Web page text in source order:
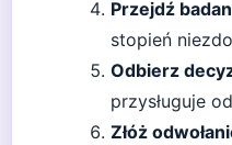
Przejdź
stopień
Odbierz
przysługuje
Złóż